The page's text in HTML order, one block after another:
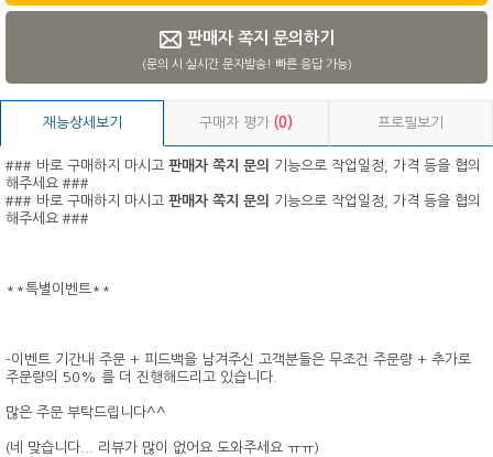
판매자 쪽지 문의하기
(문의 시 실시간 문자발송! 빠른 응답 가능)
재능상세보기 구매자 평가(0) 프로필보기
### 바로 구매하지 마시고 판매자 쪽지 문의
기능으로 작업일정, 가격 등을 협의
해주세요 ###
### 바로 구매하지 마시고 판매자 쪽지 문의
기능으로 작업일정, 가격 등을 협의
해주세요 ###
**특별이벤트**
-이벤트 기간내 주문 + 피드백을 남겨주신 고객분들은 무조건 주문량 + 추가로
주문량의 50% 를 더 진행해드리고 있습니다.
많은 주문 부탁드립니다^^
(네 맞습니다... 리뷰가 많이 없어요 도와주세요 ㅠㅠ)